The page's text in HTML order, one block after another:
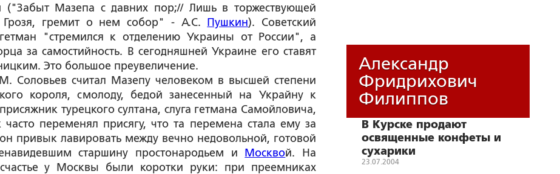
("Забыт Мазепа с давних пор;// Лишь в торжествующей
гремит о нем собор" - А.С.
Пушкин). Советский
"стремился к отделению Украины от России", а
за самостийность. В сегодняшней Украине его ставят
Это большое преувеличение.
Соловьев считал Мазепу человеком в высшей степени
короля, смолоду, бедой занесенный на Украйну к
турецкого султана, слуга гетмана Самойловича,
переменял присягу, что та перемена стала ему за
привык лавировать между вечно недовольной, готовой
старшину простонародьем и
Москвой. На
у Москвы были коротки руки: при преемниках
Александр
Фридрихович
Филиппов
В Курске продают
освященные конфеты и
сухарики
23.07.2004